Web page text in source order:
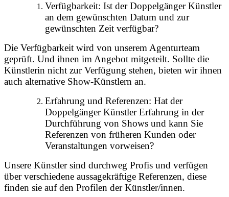
Verfügbarkeit: Ist der Doppelgänger Künstler
an dem gewünschten Datum und zur
gewünschten Zeit verfügbar?
Die Verfügbarkeit wird von unserem Agenturteam
geprüft. Und ihnen im Angebot mitgeteilt. Sollte die
Künstlerin nicht zur Verfügung stehen, bieten wir ihnen
auch alternative Show-Künstlern an.
Erfahrung und Referenzen: Hat der
Doppelgänger Künstler Erfahrung in der
Durchführung von Shows und kann Sie
Referenzen von früheren Kunden oder
Veranstaltungen vorweisen?
Unsere Künstler sind durchweg Profis und verfügen
über verschiedene aussagekräftige Referenzen, diese
finden sie auf den Profilen der Künstler/innen.